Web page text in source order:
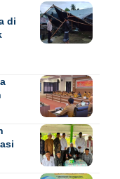
di